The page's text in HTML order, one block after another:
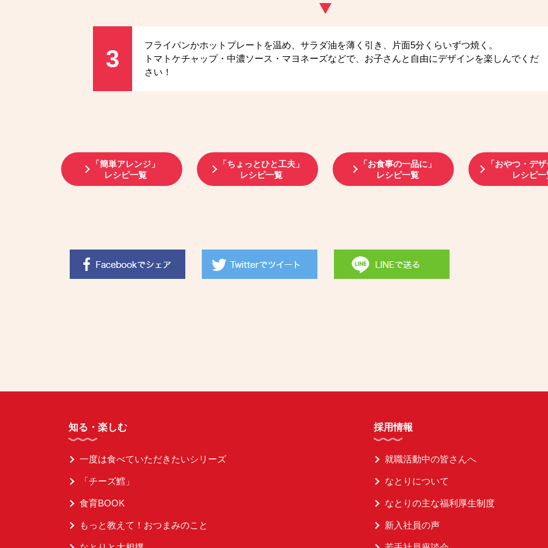
3
フライパンかホットプレートを温め、サラダ油を薄く引き、片面5分くらいずつ焼く。
トマトケチャップ・中濃ソース・マヨネーズなどで、お子さんと自由にデザインを楽しんでくだ
さい！
「簡単アレンジ」
レシピ一覧
「ちょっとひと工夫」
レシピ一覧
「お食事の一品に」
レシピ一覧
「おやつ・デザ
レシピ一
知る・楽しむ
一度は食べていただきたいシリーズ
「チーズ鱈」
食育BOOK
もっと教えて！おつまみのこと
採用情報
就職活動中の皆さんへ
なとりについて
なとりの主な福利厚生制度
新入社員の声